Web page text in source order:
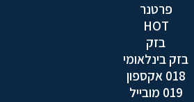
פרטנר
HOT
בזק
בזק בינלאומי
018 אקספון
019 מובייל